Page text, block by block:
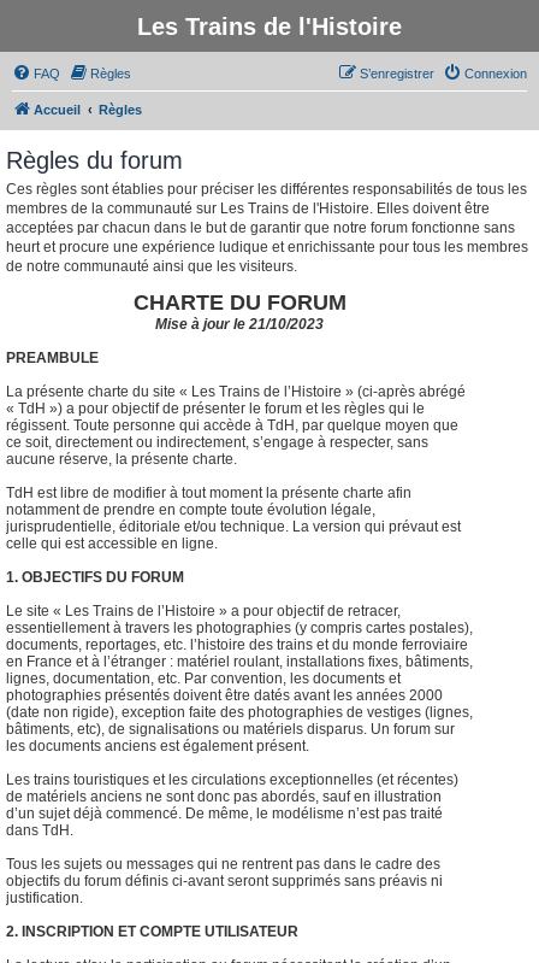
Les Trains de l'Histoire
FAQ Règles Connexion
S’enregistrer
Accueil Règles
Règles du forum
Ces règles sont établies pour préciser les différentes responsabilités de tous les
membres de la communauté sur Les Trains de l'Histoire. Elles doivent être
acceptées par chacun dans le but de garantir que notre forum fonctionne sans
heurt et procure une expérience ludique et enrichissante pour tous les membres
de notre communauté ainsi que les visiteurs.
CHARTE DU FORUM
Mise à jour le 21/10/2023
PREAMBULE
La présente charte du site « Les Trains de l’Histoire » (ci-après abrégé
« TdH ») a pour objectif de présenter le forum et les règles qui le
régissent. Toute personne qui accède à TdH, par quelque moyen que
ce soit, directement ou indirectement, s’engage à respecter, sans
aucune réserve, la présente charte.
TdH est libre de modifier à tout moment la présente charte afin
notamment de prendre en compte toute évolution légale,
jurisprudentielle, éditoriale et/ou technique. La version qui prévaut est
celle qui est accessible en ligne.
1. OBJECTIFS DU FORUM
Le site « Les Trains de l’Histoire » a pour objectif de retracer,
essentiellement à travers les photographies (y compris cartes postales),
documents, reportages, etc. l’histoire des trains et du monde ferroviaire
en France et à l’étranger : matériel roulant, installations fixes, bâtiments,
lignes, documentation, etc. Par convention, les documents et
photographies présentés doivent être datés avant les années 2000
(date non rigide), exception faite des photographies de vestiges (lignes,
bâtiments, etc), de signalisations ou matériels disparus. Un forum sur
les documents anciens est également présent.
Les trains touristiques et les circulations exceptionnelles (et récentes)
de matériels anciens ne sont donc pas abordés, sauf en illustration
d’un sujet déjà commencé. De même, le modélisme n’est pas traité
dans TdH.
Tous les sujets ou messages qui ne rentrent pas dans le cadre des
objectifs du forum définis ci-avant seront supprimés sans préavis ni
justification.
2. INSCRIPTION ET COMPTE UTILISATEUR